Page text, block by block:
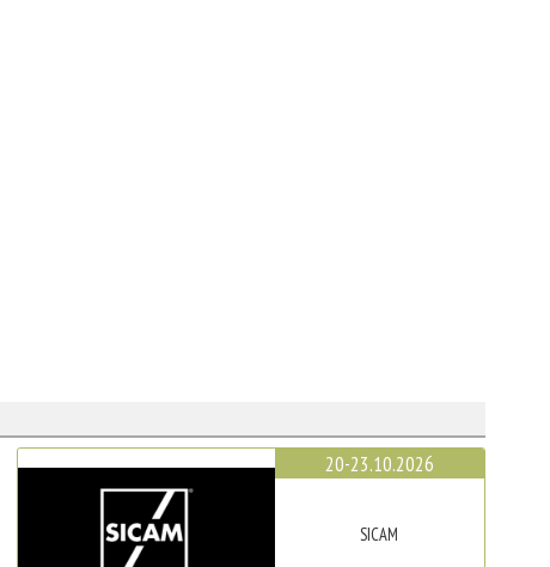
20-23.10.2026
SICAM